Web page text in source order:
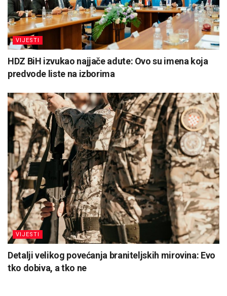
VIJESTI
HDZ BiH izvukao najjače adute: Ovo su imena koja
predvode liste na izborima
VIJESTI
Detalji velikog povećanja braniteljskih mirovina: Evo
tko dobiva, a tko ne